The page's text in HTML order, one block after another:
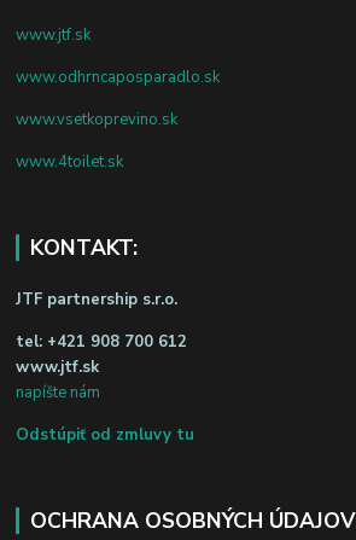
www.jtf.sk
www.odhrncaposparadlo.sk
www.vsetkoprevino.sk
www.4toilet.sk
KONTAKT:
JTF partnership s.r.o.
tel: +421 908 700 612
www.jtf.sk
napíšte nám
Odstúpiť od zmluvy tu
OCHRANA OSOBNÝCH ÚDAJOV